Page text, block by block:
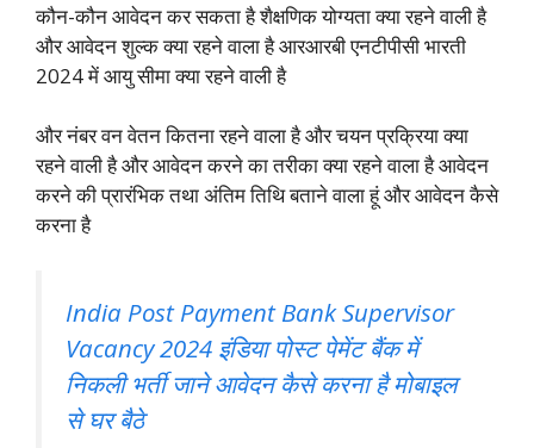
कौन-कौन आवेदन कर सकता है शैक्षणिक योग्यता क्या रहने वाली है
और आवेदन शुल्क क्या रहने वाला है आरआरबी एनटीपीसी भारती
2024 में आयु सीमा क्या रहने वाली है
और नंबर वन वेतन कितना रहने वाला है और चयन प्रक्रिया क्या
रहने वाली है और आवेदन करने का तरीका क्या रहने वाला है आवेदन
करने की प्रारंभिक तथा अंतिम तिथि बताने वाला हूं और आवेदन कैसे
करना है
India Post Payment Bank Supervisor
Vacancy 2024 इंडिया पोस्ट पेमेंट बैंक में
निकली भर्ती जाने आवेदन कैसे करना है मोबाइल
से घर बैठे